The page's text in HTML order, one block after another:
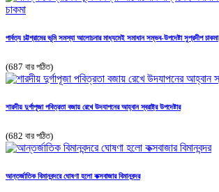
পার্বত্য চট্টগ্রামের ভূমি সমস্যা আলোচনার মাধ্যমেই সমাধান সম্ভব-উপদেষ্টা সুপ্রদীপ চাকমা
(687 বার পঠিত)
শারদীয় দুর্গাপূজা পবিত্রতা বজায় রেখে উদযাপনের আহ্বান স্বরাষ্ট্র উপদেষ্টার
(682 বার পঠিত)
আন্তর্জাতিক বিমানবন্দরে ঘোষণা হলো কক্সবাজার বিমানবন্দর